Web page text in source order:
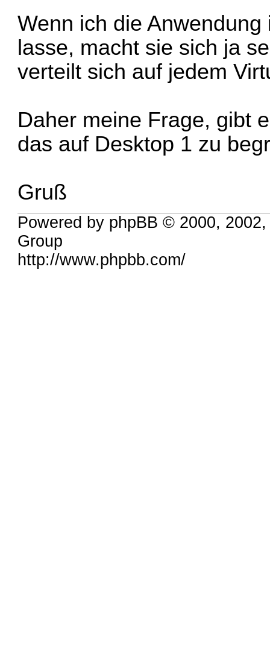
Wenn ich die
lasse, macht sie sich ja
verteilt sich auf jedem
Daher meine Frage, gibt
das auf Desktop 1 zu
Gruß
Powered by phpBB © 2000,
Group
http://www.phpbb.com/